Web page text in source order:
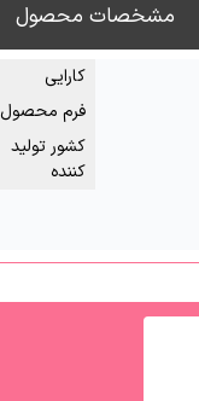
مشخصات محصول
کارایی
فرم محصول
کشور تولید
کننده